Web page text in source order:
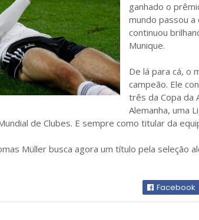
ganhado o
mundo passou a
continuou
Munique.
De lá para cá, o
campeão. Ele
três da Copa da
Alemanha, uma
de Clubes. E sempre como titular da
Müller busca agora um título pela seleção
Facebook